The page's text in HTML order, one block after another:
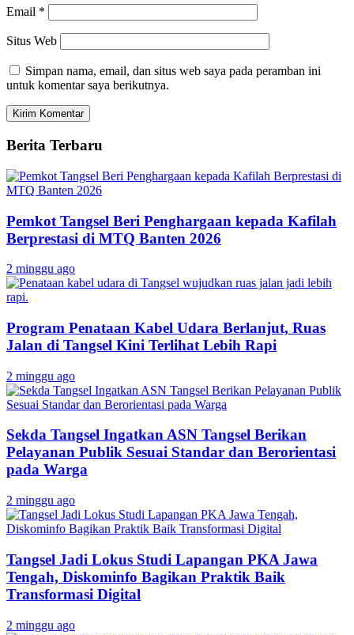
Email *
Situs Web
Simpan nama, email, dan situs web saya pada peramban ini
untuk komentar saya berikutnya.
Berita Terbaru
Pemkot Tangsel Beri Penghargaan kepada Kafilah
Berprestasi di MTQ Banten 2026
2 minggu ago
Program Penataan Kabel Udara Berlanjut, Ruas
Jalan di Tangsel Kini Terlihat Lebih Rapi
2 minggu ago
Sekda Tangsel Ingatkan ASN Tangsel Berikan
Pelayanan Publik Sesuai Standar dan Berorientasi
pada Warga
2 minggu ago
Tangsel Jadi Lokus Studi Lapangan PKA Jawa
Tengah, Diskominfo Bagikan Praktik Baik
Transformasi Digital
2 minggu ago